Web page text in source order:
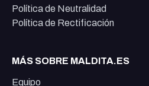
Política de Neutralidad
Política de Rectificación
MÁS SOBRE MALDITA.ES
Equipo